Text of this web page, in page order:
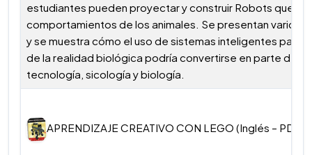
estudiantes pueden proyectar y construir Robots que
comportamientos de los animales. Se presentan varios
y se muestra cómo el uso de sistemas inteligentes para
de la realidad biológica podría convertirse en parte del
tecnología, sicología y biología.
APRENDIZAJE CREATIVO CON LEGO (Inglés – PDF: